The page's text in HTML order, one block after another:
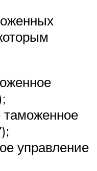
управление